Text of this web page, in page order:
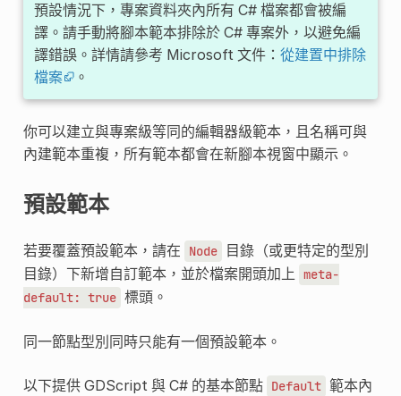
預設情況下，專案資料夾內所有 C# 檔案都會被編
譯。請手動將腳本範本排除於 C# 專案外，以避免編
譯錯誤。詳情請參考 Microsoft 文件： 從建置中排除
檔案
。
你可以建立與專案級等同的編輯器級範本，且名稱可與
內建範本重複，所有範本都會在新腳本視窗中顯示。
預設範本
若要覆蓋預設範本，請在 Node
目錄（或更特定的型別
目錄）下新增自訂範本，並於檔案開頭加上 meta-
default: true 標頭。
同一節點型別同時只能有一個預設範本。
以下提供 GDScript 與 C# 的基本節點 Default 範本內